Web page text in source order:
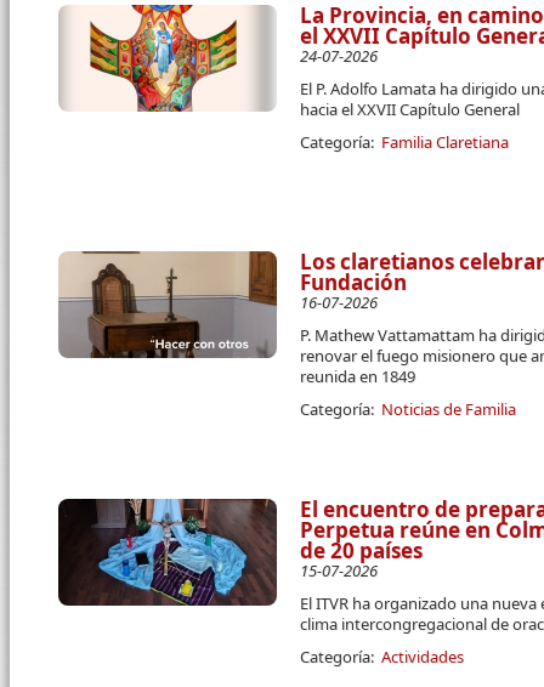
La Provincia, en
el XXVII Capítulo
24-07-2026
El P. Adolfo Lamata ha dirigido
hacia el XXVII Capítulo General
Categoría: Familia Claretiana
Los claretianos
Fundación
16-07-2026
P. Mathew Vattamattam ha
renovar el fuego misionero que
reunida en 1849
Categoría: Noticias de Familia
El encuentro de
Perpetua reúne en
de 20 países
15-07-2026
El ITVR ha organizado una
clima intercongregacional de
Categoría: Actividades